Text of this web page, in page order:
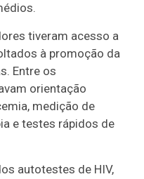
tiveram acesso a
à promoção da
Entre os
orientação
medição de
e testes rápidos de
autotestes de HIV,